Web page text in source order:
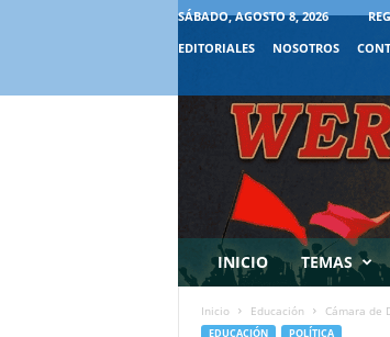
SÁBADO, AGOSTO 8, 2026
EDITORIALES
NOSOTROS
INICIO TEMAS
Inicio Educación Cámara de
EDUCACIÓN POLÍTICA